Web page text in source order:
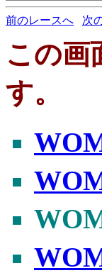
前のレースへ 次
この画
す。